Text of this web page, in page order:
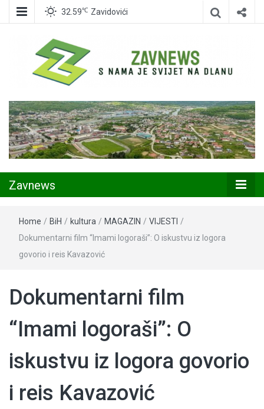
32.59℃ Zavidovići
Zavnews
Zavnews
Home / BiH / kultura / MAGAZIN / VIJESTI /
Dokumentarni film “Imami logoraši”: O iskustvu iz logora
govorio i reis Kavazović
Dokumentarni film
“Imami logoraši”: O
iskustvu iz logora govorio
i reis Kavazović